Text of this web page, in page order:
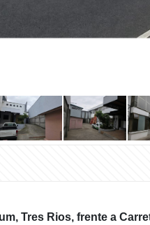
Tres Rios, frente a